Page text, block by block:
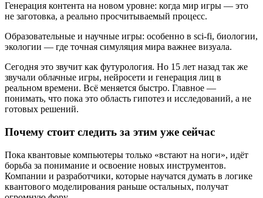
Генерация контента на новом уровне: когда мир игры — это
не заготовка, а реально просчитываемый процесс.
Образовательные и научные игры: особенно в sci-fi, биологии,
экологии — где точная симуляция мира важнее визуала.
Сегодня это звучит как футурология. Но 15 лет назад так же
звучали облачные игры, нейросети и генерация лиц в
реальном времени. Всё меняется быстро. Главное —
понимать, что пока это область гипотез и исследований, а не
готовых решений.
Почему стоит следить за этим уже сейчас
Пока квантовые компьютеры только «встают на ноги», идёт
борьба за понимание и освоение новых инструментов.
Компании и разработчики, которые научатся думать в логике
квантового моделирования раньше остальных, получат